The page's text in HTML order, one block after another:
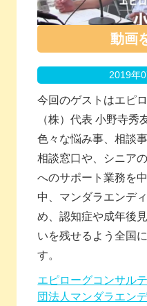
動画
2019年
今回のゲストはエピ
（株）代表 小野寺
色々な悩み事、相談
相談窓口や、シニア
へのサポート業務を
中、マンダラエンデ
め、認知症や成年後
いを残せるよう全国
す。
エピローグコンサル
団法人マンダラエン